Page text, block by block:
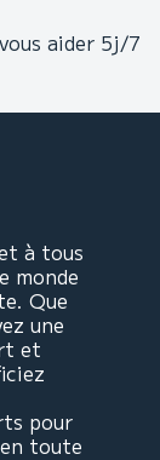
aider 5j/7
à tous
monde
Que
une
et
pour
toute